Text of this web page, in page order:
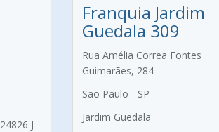
24826 J
Franquia Jardim
Guedala 309
Rua Amélia Correa Fontes
Guimarães, 284
São Paulo - SP
Jardim Guedala